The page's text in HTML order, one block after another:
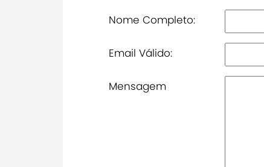
Nome Completo:
Email Válido:
Mensagem